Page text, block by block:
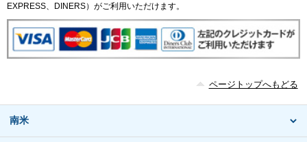
EXPRESS、DINERS）がご利用いただけます。
ページトップへもどる
南米